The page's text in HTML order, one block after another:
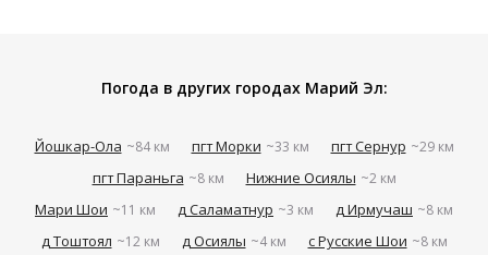
Погода в других городах Марий Эл:
Йошкар-Ола ~84 км пгт Морки ~33 км пгт Сернур ~29 км
пгт Параньга ~8 км Нижние Осиялы ~2 км
Мари Шои ~11 км д Саламатнур ~3 км д Ирмучаш ~8 км
д Тоштоял ~12 км д Осиялы ~4 км с Русские Шои ~8 км